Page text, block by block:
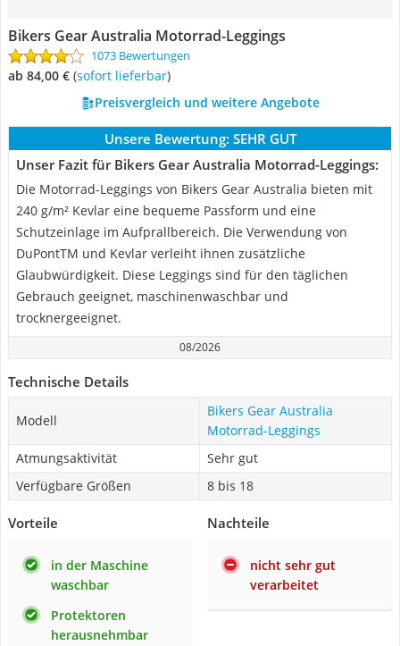
Bikers Gear Australia Motorrad-Leggings
1073 Bewertungen
ab 84,00 € ( Sofort lieferbar)
Preisvergleich und weitere Angebote
Unsere Bewertung: SEHR GUT
Unser Fazit für Bikers Gear Australia Motorrad-Leggings:
Die Motorrad-Leggings von Bikers Gear Australia bieten mit
240 g/m² Kevlar eine bequeme Passform und eine
Schutzeinlage im Aufprallbereich. Die Verwendung von
DuPontTM und Kevlar verleiht ihnen zusätzliche
Glaubwürdigkeit. Diese Leggings sind für den täglichen
Gebrauch geeignet, maschinenwaschbar und
trocknergeeignet.
08/2026
Technische Details
Modell
Bikers Gear Australia
Motorrad-Leggings
Atmungsaktivität
Sehr gut
Verfügbare Größen
8 bis 18
Vorteile
in der Maschine
waschbar
Protektoren
herausnehmbar
Nachteile
nicht sehr gut
verarbeitet